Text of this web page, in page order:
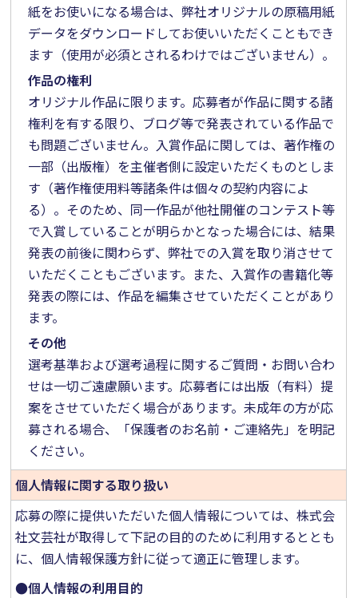
紙をお使いになる場合は、弊社オリジナルの原稿用紙
データをダウンロードしてお使いいただくこともでき
ます（使用が必須とされるわけではございません）。
作品の権利
オリジナル作品に限ります。応募者が作品に関する諸
権利を有する限り、ブログ等で発表されている作品で
も問題ございません。入賞作品に関しては、著作権の
一部（出版権）を主催者側に設定いただくものとしま
す（著作権使用料等諸条件は個々の契約内容によ
る）。そのため、同一作品が他社開催のコンテスト等
で入賞していることが明らかとなった場合には、結果
発表の前後に関わらず、弊社での入賞を取り消させて
いただくこともございます。また、入賞作の書籍化等
発表の際には、作品を編集させていただくことがあり
ます。
その他
選考基準および選考過程に関するご質問・お問い合わ
せは一切ご遠慮願います。応募者には出版（有料）提
案をさせていただく場合があります。未成年の方が応
募される場合、「保護者のお名前・ご連絡先」を明記
ください。
個人情報に関する取り扱い
応募の際に提供いただいた個人情報については、株式会
社文芸社が取得して下記の目的のために利用するととも
に、個人情報保護方針に従って適正に管理します。
●個人情報の利用目的